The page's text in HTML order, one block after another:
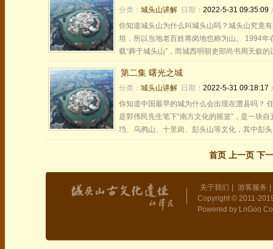
分类： 城头山讲解 日期： 2022-5-31 09:35:09
你知道城头山为什么叫城头山吗？城头山究竟
坦，所以当地老百姓将岗地也称为山。 1994
载“葬于城头山”，而城西明朝吏部尚书周天叙的
第二集 曙光之城
分类： 城头山讲解 日期： 2022-5-31 09:18:17
你知道中国最早的城为什么会出现在澧县吗？
是郭伟民先生笔下“南方文化的摇篮”，是一块
垱、乌鸦山、十里岗、彭头山等文化，其中彭
首页 上一页 下
关于我们 游客服务
Copyright © 2011-
Powered by LnGoo